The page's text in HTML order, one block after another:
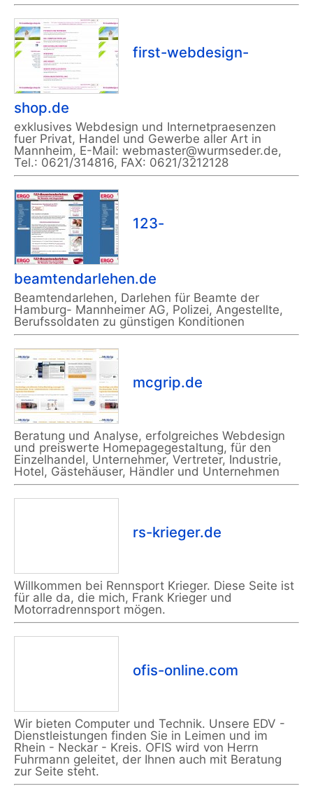
first-webdesign-
shop.de
exklusives Webdesign und Internetpraesenzen
fuer Privat, Handel und Gewerbe aller Art in
Mannheim, E-Mail: webmaster@wurmseder.de,
Tel.: 0621/314816, FAX: 0621/3212128
123-
beamtendarlehen.de
Beamtendarlehen, Darlehen für Beamte der
Hamburg- Mannheimer AG, Polizei, Angestellte,
Berufssoldaten zu günstigen Konditionen
mcgrip.de
Beratung und Analyse, erfolgreiches Webdesign
und preiswerte Homepagegestaltung, für den
Einzelhandel, Unternehmer, Vertreter, Industrie,
Hotel, Gästehäuser, Händler und Unternehmen
rs-krieger.de
Willkommen bei Rennsport Krieger. Diese Seite ist
für alle da, die mich, Frank Krieger und
Motorradrennsport mögen.
ofis-online.com
Wir bieten Computer und Technik. Unsere EDV -
Dienstleistungen finden Sie in Leimen und im
Rhein - Neckar - Kreis. OFIS wird von Herrn
Fuhrmann geleitet, der Ihnen auch mit Beratung
zur Seite steht.